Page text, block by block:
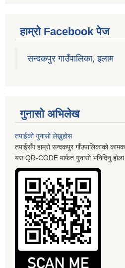
हाम्रो Facebook पेज
सन्दकपुर गाउँपालिका, इलाम
गुनासो अभिलेख
तपाईको गुनासो लेख्नुहोस
तपाईसँग हाम्रो सन्दकपुर गाँउपालिकाको
यस QR-CODE मार्फत गुनासो भनिदिनु